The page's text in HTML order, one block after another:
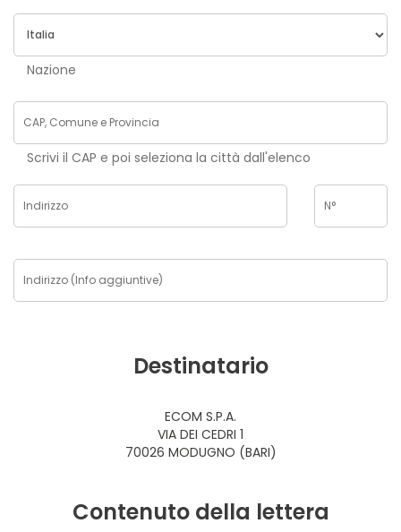
Nazione
Scrivi il CAP e poi seleziona la città dall'elenco
Destinatario
ECOM S.P.A.
VIA DEI CEDRI 1
70026 MODUGNO (BARI)
Contenuto della lettera